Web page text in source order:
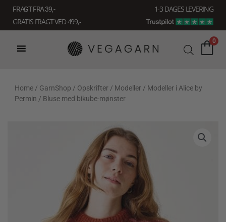
indholdet
FRAGT FRA 39, -
1-3 DAGES LEVERING
GRATIS FRAGT VED 499,-
0
Home / GarnShop / Opskrifter / Modeller / Modeller i Alice by
Permin / Bluse med bikube-mønster